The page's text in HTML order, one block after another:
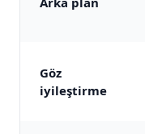
Göz
iyileştirme